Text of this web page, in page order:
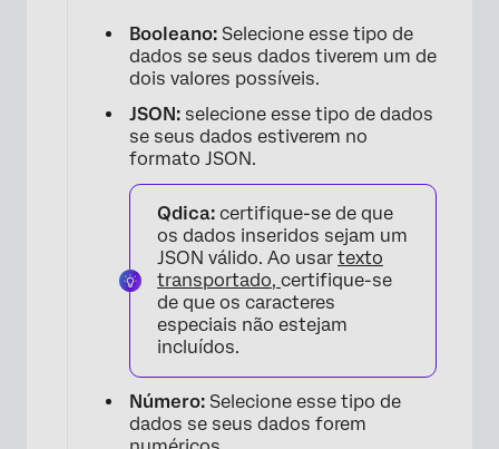
×
Booleano: Selecione esse tipo de
dados se seus dados tiverem um de
dois valores possíveis.
JSON: selecione esse tipo de dados
se seus dados estiverem no
formato JSON.
Qdica: certifique-se de que
os dados inseridos sejam um
JSON válido. Ao usar texto
transportado, certifique-se
de que os caracteres
especiais não estejam
incluídos.
Número: Selecione esse tipo de
dados se seus dados forem